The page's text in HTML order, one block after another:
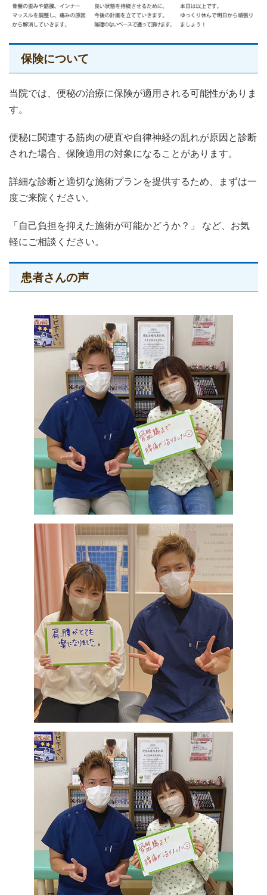
保険について
当院では、便秘の治療に保険が適用される可能性がありま
す。
便秘に関連する筋肉の硬直や自律神経の乱れが原因と診断
された場合、保険適用の対象になることがあります。
詳細な診断と適切な施術プランを提供するため、まずは一
度ご来院ください。
「自己負担を抑えた施術が可能かどうか？」 など、お気
軽にご相談ください。
患者さんの声